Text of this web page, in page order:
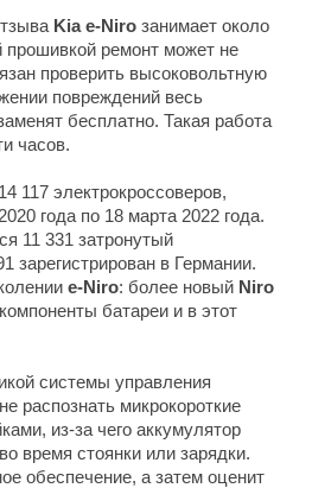
Kia e-Niro занимает около
прошивкой ремонт может не
проверить высоковольтную
повреждений весь
бесплатно. Такая работа
часов.
117 электрокроссоверов,
года по 18 марта 2022 года.
11 331 затронутый
зарегистрирован в Германии.
e-Niro: более новый Niro
батареи и в этот
системы управления
распознать микрокороткие
из-за чего аккумулятор
время стоянки или зарядки.
обеспечение, а затем оценит